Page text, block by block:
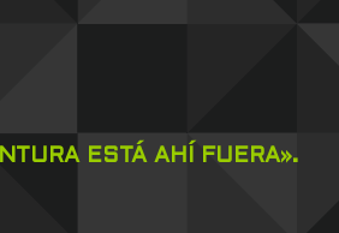
ESTÁ AHÍ FUERA».